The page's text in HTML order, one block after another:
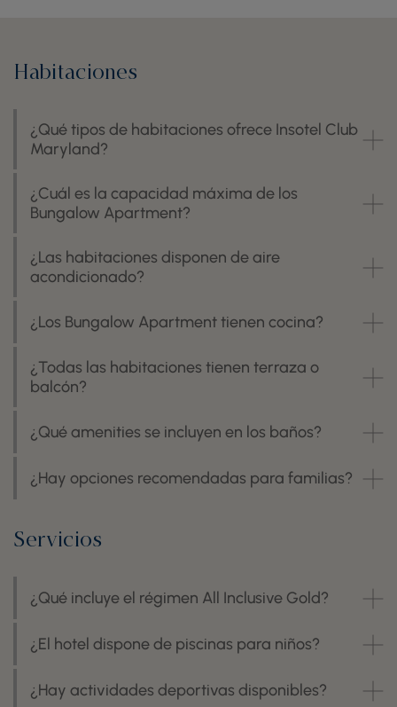
Habitaciones
¿Qué tipos de habitaciones ofrece Insotel Club
Maryland?
¿Cuál es la capacidad máxima de los
Bungalow Apartment?
¿Las habitaciones disponen de aire
acondicionado?
¿Los Bungalow Apartment tienen cocina?
¿Todas las habitaciones tienen terraza o
balcón?
¿Qué amenities se incluyen en los baños?
¿Hay opciones recomendadas para familias?
Servicios
¿Qué incluye el régimen All Inclusive Gold?
¿El hotel dispone de piscinas para niños?
¿Hay actividades deportivas disponibles?